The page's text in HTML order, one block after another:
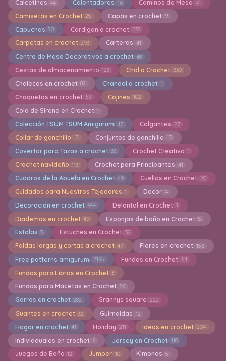
Calcetines 46 Calentadores 16 Caminos de Mesa 41
Camisetas en Crochet 25 Capas en crochet 9
Capuchas 50 Cardigan a crochet 233
Carpetas en crochet 293 Carteras 41
Centro de Mesa Decorativos a crochet 48
Cestas de almacenamiento 123 Chal a Crochet 330
Chalecos en crochet 82 Chandal a crochet 1
Chaquetas en crochet 69 Cojines 102
Cola de Sirena en Crochet 1
Colección TSUM TSUM Amigurumi 17 Colgantes 27
Collar de ganchillo 17 Conjuntos de ganchillo 15
Covertor para Tazas a crochet 33 Crochet Creativo 1
Crochet navideño 113 Crochet para Principantes 41
Cuadros de la Abuela en Crochet 49 Cuellos en Crochet 20
Cuidados para Nuestros Tejedores 1 Decor 4
Decoración en crochet 344 Delantal en Crochet 1
Diademas en crochet 49 Esponjas de baño en Crochet 5
Estolas 3 Estuches en Crochet 32
Faldas largas y cortas a crochet 47 Flores en crochet 156
Free patterns amigurumi 2195 Fundas en Crochet 64
Fundas para Libros en Crochet 3
Fundas para Macetas en Crochet 26
Gorros en crochet 282 Grannys square 222
Guantes en crochet 32 Guirnaldas 12
Hogar en crochet 41 Holiday 211 Ideas en crochet 204
Indiviaduales en crochet 6 Jersey en Crochet 118
Juegos de Baño 12 Jumper 10 Kimonos 5